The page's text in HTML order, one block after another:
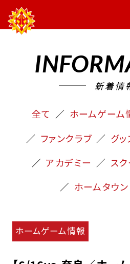
新着情
全て ホームゲーム
ファンクラブ
グッ
アカデミー
ス
ホームタウン
ホームゲーム情報